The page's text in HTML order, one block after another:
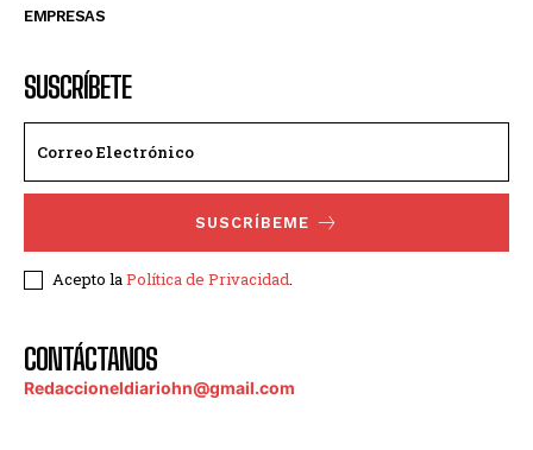
EMPRESAS
SUSCRÍBETE
SUSCRÍBEME
Acepto laPolítica de Privacidad.
CONTÁCTANOS
Redaccioneldiariohn@gmail.com